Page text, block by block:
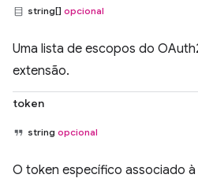
string[] opcional
Uma lista de escopos do
extensão.
token
string opcional
O token específico associado